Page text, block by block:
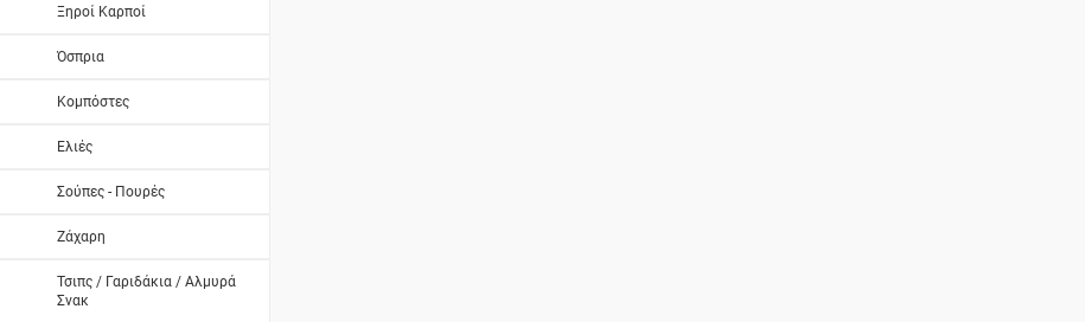
Ξηροί Καρποί
Όσπρια
Κομπόστες
Ελιές
Σούπες - Πουρές
Ζάχαρη
Τσιπς / Γαριδάκια / Αλμυρά
Σνακ